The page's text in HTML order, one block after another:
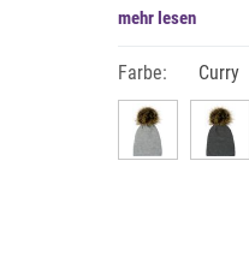
mehr lesen
Farbe: Curry